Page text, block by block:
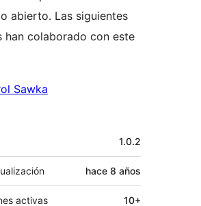
abierto. Las siguientes
han colaborado con este
Sawka
1.0.2
hace 8 años
activas 10+